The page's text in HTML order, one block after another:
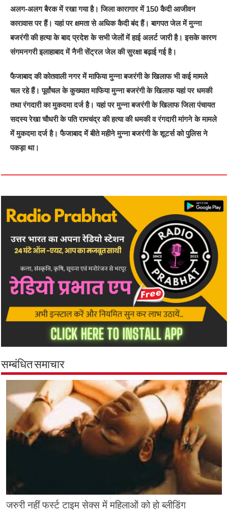
अलग-अलग बैरक में रखा गया है। जिला कारागार में 150 कैदी आजीवन
कारावास पर हैं। यहां पर क्षमता से अधिक कैदी बंद हैं। बागपत जेल में मुन्ना
बजरंगी की हत्या के बाद प्रदेश के सभी जेलों में हाई अलर्ट जारी है। इसके कारण
संगमनगरी इलाहाबाद में नैनी सेंट्रल जेल की सुरक्षा बढ़ाई गई है।
फैजाबाद की कोतवाली नगर में माफिया मुन्ना बजरंगी के खिलाफ भी कई मामले
चल रहे हैं। पूर्वांचल के कुख्यात माफिया मुन्ना बजरंगी के खिलाफ यहां पर धमकी
तथा रंगदारी का मुकदमा दर्ज है। यहां पर मुन्ना बजरंगी के खिलाफ जिला पंचायत
सदस्य रेखा चौधरी के पति रामचंद्र की हत्या की धमकी व रंगदारी मांगने के मामले
में मुकदमा दर्ज है। फैजाबाद में बीते महीने मुन्ना बजरंगी के शूटर्स को पुलिस ने
पकड़ा था।
सम्बंधित समाचार
जरुरी नहीं फर्स्ट टाइम सेक्स में महिलाओं को हो ब्लीडिंग